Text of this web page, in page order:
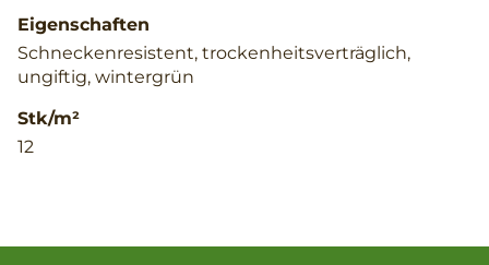
Eigenschaften
Schneckenresistent, trockenheitsverträglich,
ungiftig, wintergrün
Stk/m²
12